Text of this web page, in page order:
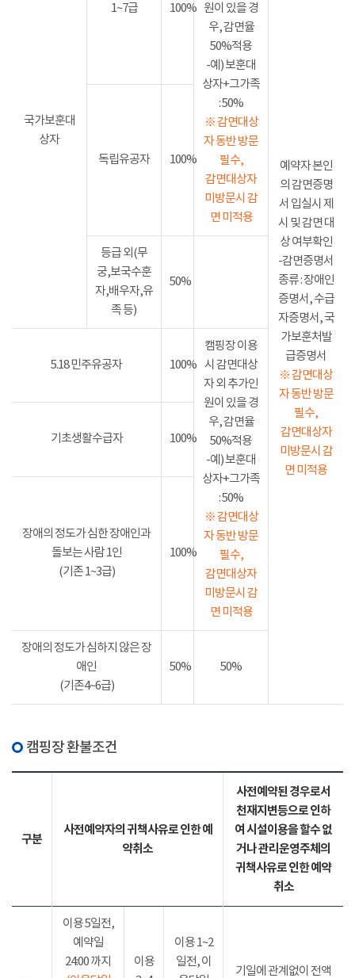
국가보훈대
상자
1~7급 100% 원이 있을 경
우, 감면율
50%적용
-예) 보훈대
상자+그가족
: 50%
※ 감면대상
자 동반 방문
필수,
감면대상자
미방문시 감
면 미적용
예약자 본인
의 감면증명
서 입실시 제
시 및 감면 대
상 여부확인
-감면증명서
종류 : 장애인
증명서, 수급
자증명서, 국
가보훈처발
급증명서
※ 감면대상
자 동반 방문
필수,
감면대상자
미방문시 감
면 미적용
독립유공자 100%
등급 외(무
궁,보국수훈
자,배우자,유
족 등)
50%
5.18 민주유공자 100%
캠핑장 이용
시 감면대상
자 외 추가인
원이 있을 경
우, 감면율
50%적용
-예) 보훈대
상자+그가족
: 50%
※ 감면대상
자 동반 방문
필수,
감면대상자
미방문시 감
면 미적용
기초생활수급자 100%
장애의 정도가 심한 장애인과
돌보는 사람 1인
(기존 1~3급)
100%
장애의 정도가 심하지 않은 장
애인
(기존4~6급)
50% 50%
캠핑장 환불조건
구분
사전예약자의 귀책사유로 인한 예
약취소
사전예약된 경우로서
천재지변등으로 인하
여 시설이용을 할수 없
거나 관리운영주체의
귀책사유로 인한 예약
취소
이용 5일전,
예약일
24:00 까지
이용
이용 1~2
일전, 이
기일에 관계없이 전액